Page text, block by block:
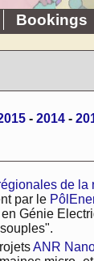
Bookings
- 2014-
de
par le
Génie
ANR